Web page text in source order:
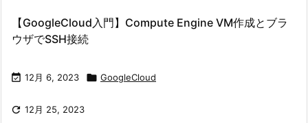
【GoogleCloud入門】Compute Engine VM作成とブラ
ウザでSSH接続
 12月 6, 2023  GoogleCloud
 12月 25, 2023